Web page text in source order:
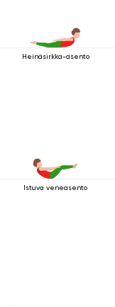
Heinäsirkka-asento
Istuva veneasento